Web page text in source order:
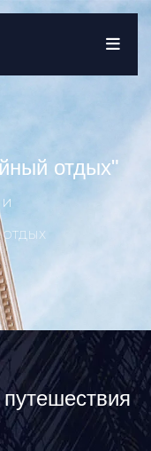
отдых"